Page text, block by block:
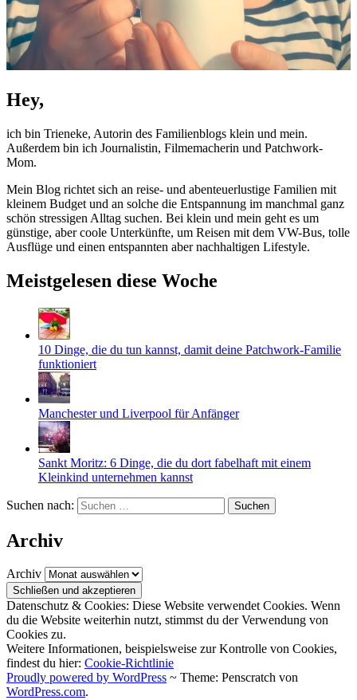
Hey,
ich bin Trieneke, Autorin des Familienblogs klein und mein.
Außerdem bin ich Journalistin, Filmemacherin und Patchwork-
Mom.
Mein Blog richtet sich an reise- und abenteuerlustige Familien mit
kleinem Budget und an solche die Entspannung im manchmal ganz
schön stressigen Alltag suchen. Bei klein und mein geht es um
günstige, aber coole Unterkünfte, um Reisen mit dem VW-Bus, tolle
Ausflüge und einen entspannten aber nachhaltigen Lifestyle.
Meistgelesen diese Woche
10 Dinge, die du tun kannst, damit deine Patchwork-Familie
funktioniert
Manchester und Liverpool für Anfänger
Sankt Moritz: 6 Dinge, die du dort fabelhaft mit einem
Kleinkind unternehmen kannst
Suchen nach:
Archiv
Archiv
Datenschutz & Cookies: Diese Website verwendet Cookies. Wenn
du die Website weiterhin nutzt, stimmst du der Verwendung von
Cookies zu.
Weitere Informationen, beispielsweise zur Kontrolle von Cookies,
findest du hier: Cookie-Richtlinie
Proudly powered by WordPress ~ Theme: Penscratch von
WordPress.com.